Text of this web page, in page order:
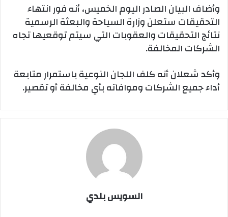
وأضاف البيان الصادر اليوم الخميس، أنه فور انتهاء
التحقيقات ستعلن وزارة السياحة والبعثة الرسمية
نتائج التحقيقات والعقوبات التي سيتم توقعيها تجاه
الشركات المخالفة.
وأكد شعلان أنه كلف اللجان النوعية باستمرار متابعة
أداء جميع الشركات وموافاته بأي مخالفة أو تقصير.
السويس بلدي